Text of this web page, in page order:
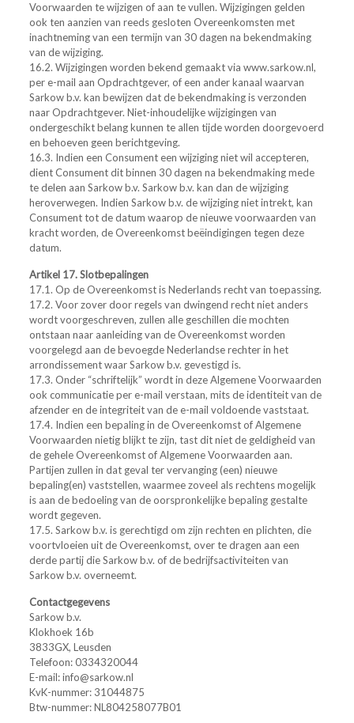
Voorwaarden te wijzigen of aan te vullen. Wijzigingen gelden
ook ten aanzien van reeds gesloten Overeenkomsten met
inachtneming van een termijn van 30 dagen na bekendmaking
van de wijziging.
16.2. Wijzigingen worden bekend gemaakt via www.sarkow.nl,
per e-mail aan Opdrachtgever, of een ander kanaal waarvan
Sarkow b.v. kan bewijzen dat de bekendmaking is verzonden
naar Opdrachtgever. Niet-inhoudelijke wijzigingen van
ondergeschikt belang kunnen te allen tijde worden doorgevoerd
en behoeven geen berichtgeving.
16.3. Indien een Consument een wijziging niet wil accepteren,
dient Consument dit binnen 30 dagen na bekendmaking mede
te delen aan Sarkow b.v. Sarkow b.v. kan dan de wijziging
heroverwegen. Indien Sarkow b.v. de wijziging niet intrekt, kan
Consument tot de datum waarop de nieuwe voorwaarden van
kracht worden, de Overeenkomst beëindigingen tegen deze
datum.
Artikel 17. Slotbepalingen
17.1. Op de Overeenkomst is Nederlands recht van toepassing.
17.2. Voor zover door regels van dwingend recht niet anders
wordt voorgeschreven, zullen alle geschillen die mochten
ontstaan naar aanleiding van de Overeenkomst worden
voorgelegd aan de bevoegde Nederlandse rechter in het
arrondissement waar Sarkow b.v. gevestigd is.
17.3. Onder “schriftelijk” wordt in deze Algemene Voorwaarden
ook communicatie per e-mail verstaan, mits de identiteit van de
afzender en de integriteit van de e-mail voldoende vaststaat.
17.4. Indien een bepaling in de Overeenkomst of Algemene
Voorwaarden nietig blijkt te zijn, tast dit niet de geldigheid van
de gehele Overeenkomst of Algemene Voorwaarden aan.
Partijen zullen in dat geval ter vervanging (een) nieuwe
bepaling(en) vaststellen, waarmee zoveel als rechtens mogelijk
is aan de bedoeling van de oorspronkelijke bepaling gestalte
wordt gegeven.
17.5. Sarkow b.v. is gerechtigd om zijn rechten en plichten, die
voortvloeien uit de Overeenkomst, over te dragen aan een
derde partij die Sarkow b.v. of de bedrijfsactiviteiten van
Sarkow b.v. overneemt.
Contactgegevens
Sarkow b.v.
Klokhoek 16b
3833GX, Leusden
Telefoon: 0334320044
E-mail: info@sarkow.nl
KvK-nummer: 31044875
Btw-nummer: NL804258077B01